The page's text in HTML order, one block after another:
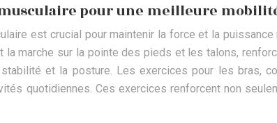
pour une meilleure
est crucial pour maintenir la force et la
la marche sur la pointe des pieds et les talons,
et la posture. Les exercices pour les bras,
quotidiennes. Ces exercices renforcent non